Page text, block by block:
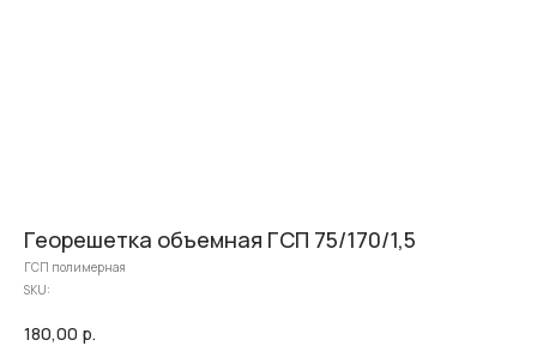
Георешетка объемная ГСП 75/170/1,5
ГСП полимерная
SKU:
180,00 р.